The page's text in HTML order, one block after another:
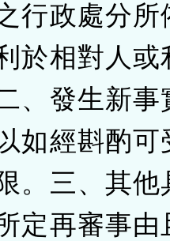
行政處分所
於相對人或
、發生新事
如經斟酌可
。三、其他
定再審事由